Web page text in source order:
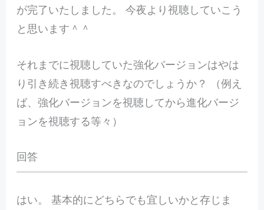
が完了いたしました。 今夜より視聴していこう
と思います＾＾
それまでに視聴していた強化バージョンはやは
り引き続き視聴すべきなのでしょうか？ （例え
ば、強化バージョンを視聴してから進化バージ
ョンを視聴する等々）
回答
はい。 基本的にどちらでも宜しいかと存じま